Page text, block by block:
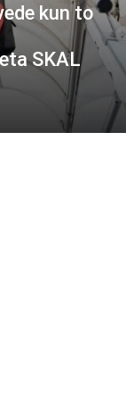
kun to
SKAL